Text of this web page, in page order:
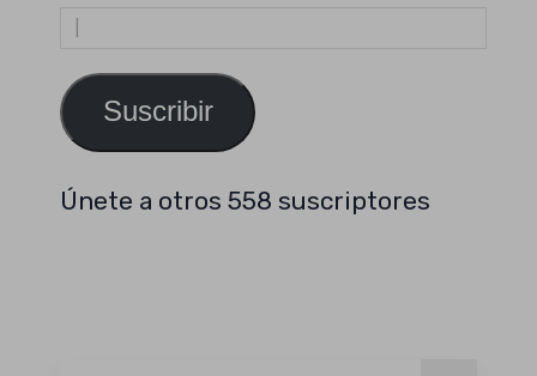
Dirección
de
Suscribir
Únete a otros 558 suscriptores